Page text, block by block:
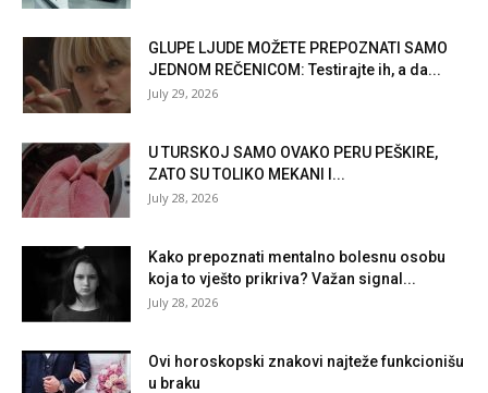
GLUPE LJUDE MOŽETE PREPOZNATI SAMO
JEDNOM REČENICOM: Testirajte ih, a da...
July 29, 2026
U TURSKOJ SAMO OVAKO PERU PEŠKIRE,
ZATO SU TOLIKO MEKANI I...
July 28, 2026
Kako prepoznati mentalno bolesnu osobu
koja to vješto prikriva? Važan signal...
July 28, 2026
Ovi horoskopski znakovi najteže funkcionišu
u braku